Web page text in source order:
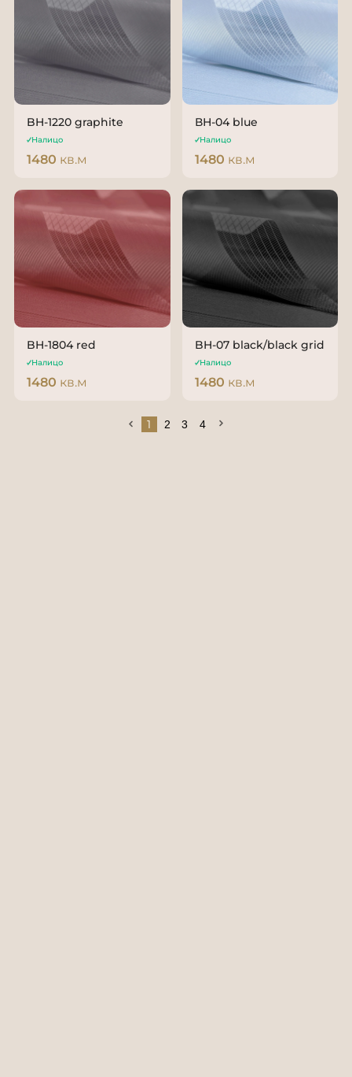
BH-1220 graphite
Налицо
1480 кв.м
ВН-04 blue
Налицо
1480 кв.м
BH-1804 red
Налицо
1480 кв.м
BH-07 black/black grid
Налицо
1480 кв.м
1 2 3 4